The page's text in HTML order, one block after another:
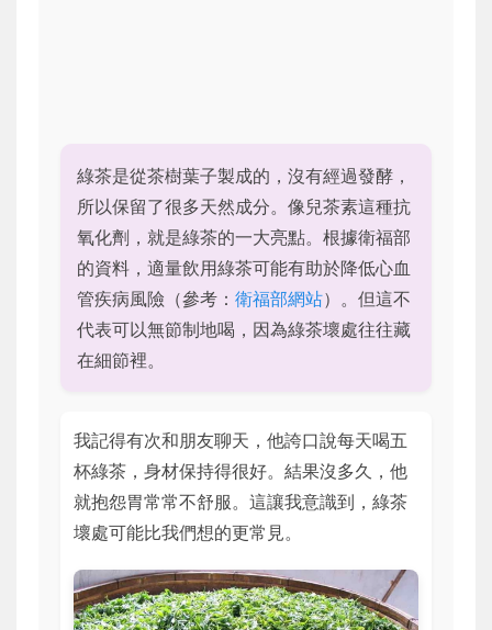
綠茶是從茶樹葉子製成的，沒有經過發酵，
所以保留了很多天然成分。像兒茶素這種抗
氧化劑，就是綠茶的一大亮點。根據衛福部
的資料，適量飲用綠茶可能有助於降低心血
管疾病風險（參考： 衛福部網站）。但這不
代表可以無節制地喝，因為綠茶壞處往往藏
在細節裡。
我記得有次和朋友聊天，他誇口說每天喝五
杯綠茶，身材保持得很好。結果沒多久，他
就抱怨胃常常不舒服。這讓我意識到，綠茶
壞處可能比我們想的更常見。